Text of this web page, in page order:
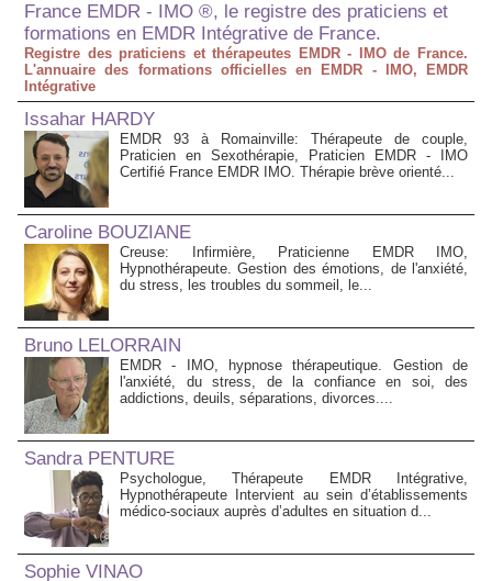
France EMDR - IMO ®, le registre des praticiens et
formations en EMDR Intégrative de France.
Registre des praticiens et thérapeutes EMDR - IMO de France.
L'annuaire des formations officielles en EMDR - IMO, EMDR
Intégrative
Issahar HARDY
EMDR 93 à Romainville: Thérapeute de couple,
Praticien en Sexothérapie, Praticien EMDR - IMO
Certifié France EMDR IMO. Thérapie brève orienté...
Caroline BOUZIANE
Creuse: Infirmière, Praticienne EMDR IMO,
Hypnothérapeute. Gestion des émotions, de l'anxiété,
du stress, les troubles du sommeil, le...
Bruno LELORRAIN
EMDR - IMO, hypnose thérapeutique. Gestion de
l'anxiété, du stress, de la confiance en soi, des
addictions, deuils, séparations, divorces....
Sandra PENTURE
Psychologue, Thérapeute EMDR Intégrative,
Hypnothérapeute Intervient au sein d’établissements
médico‑sociaux auprès d’adultes en situation d...
Sophie VINAO